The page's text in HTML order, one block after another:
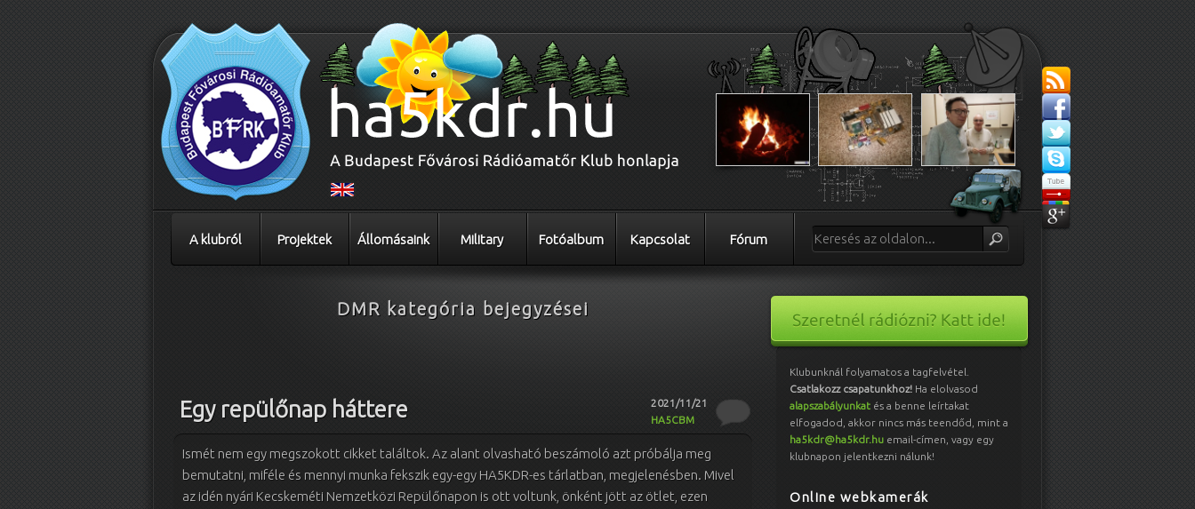
A klubról Projektek Állomásaink Military Fotóalbum Kapcsolat Fórum
DMR kategória bejegyzései
Egy repülőnap háttere
2021/11/21
HA5CBM
Ismét nem egy megszokott cikket találtok. Az alant olvasható beszámoló azt próbálja meg
bemutatni, miféle és mennyi munka fekszik egy-egy HA5KDR-es tárlatban, megjelenésben. Mivel
az idén nyári Kecskeméti Nemzetközi Repülőnapon is ott voltunk, önként jött az ötlet, ezen
Klubunknál folyamatos a tagfelvétel.
Csatlakozz csapatunkhoz! Ha elolvasod
alapszabályunkat és a benne leírtakat
elfogadod, akkor nincs más teendőd, mint a
ha5kdr@ha5kdr.hu email-címen, vagy egy
klubnapon jelentkezni nálunk!
Online webkamerák